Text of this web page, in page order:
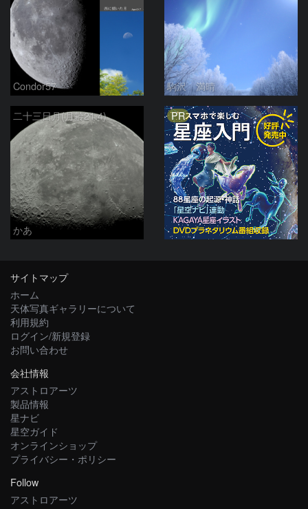
Condor57 駒沢 満晴
二十三日月(月齢21.4)
かあ
PR
サイトマップ
ホーム
天体写真ギャラリーについて
利用規約
ログイン/新規登録
お問い合わせ
会社情報
アストロアーツ
製品情報
星ナビ
星空ガイド
オンラインショップ
プライバシー・ポリシー
Follow
アストロアーツ